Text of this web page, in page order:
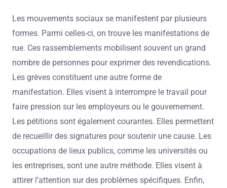
Les mouvements sociaux se manifestent par plusieurs
formes. Parmi celles-ci, on trouve les manifestations de
rue. Ces rassemblements mobilisent souvent un grand
nombre de personnes pour exprimer des revendications.
Les grèves constituent une autre forme de
manifestation. Elles visent à interrompre le travail pour
faire pression sur les employeurs ou le gouvernement.
Les pétitions sont également courantes. Elles permettent
de recueillir des signatures pour soutenir une cause. Les
occupations de lieux publics, comme les universités ou
les entreprises, sont une autre méthode. Elles visent à
attirer l’attention sur des problèmes spécifiques. Enfin,